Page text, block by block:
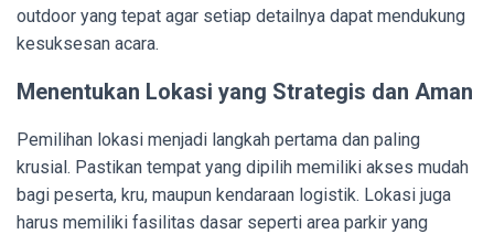
outdoor yang tepat agar setiap detailnya dapat mendukung
kesuksesan acara.
Menentukan Lokasi yang Strategis dan Aman
Pemilihan lokasi menjadi langkah pertama dan paling
krusial. Pastikan tempat yang dipilih memiliki akses mudah
bagi peserta, kru, maupun kendaraan logistik. Lokasi juga
harus memiliki fasilitas dasar seperti area parkir yang